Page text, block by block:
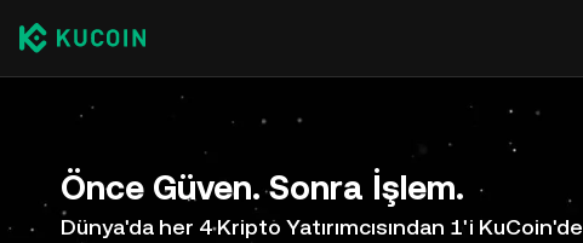
Önce Güven. Sonra İşlem.
Dünya'da her 4 Kripto Yatırımcısından 1'i KuCoin'de